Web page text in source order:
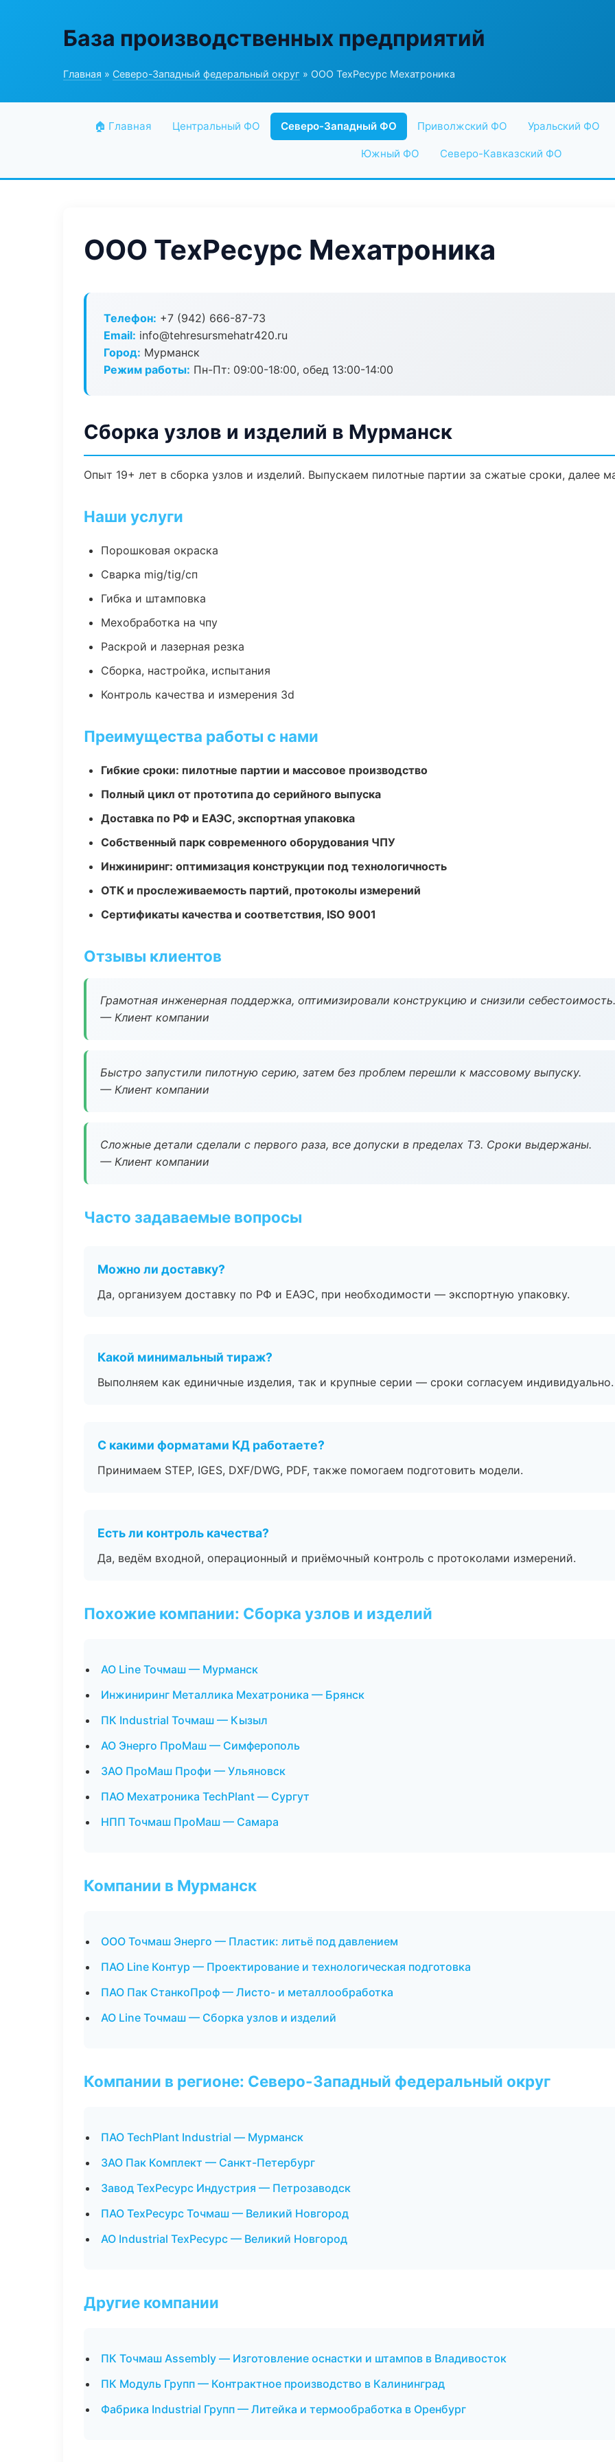
База производственных предприятий
Главная » Северо-Западный федеральный округ » ООО ТехРесурс Мехатроника
🏠 Главная Центральный ФО Северо-Западный ФО Приволжский ФО Уральский ФО
Южный ФО Северо-Кавказский ФО
ООО ТехРесурс Мехатроника
Телефон: +7 (942) 666-87-73
Email: info@tehresursmehatr420.ru
Город: Мурманск
Режим работы: Пн-Пт: 09:00-18:00, обед 13:00-14:00
Сборка узлов и изделий в Мурманск
Опыт 19+ лет в сборка узлов и изделий. Выпускаем пилотные партии за сжатые сроки, далее
Наши услуги
Порошковая окраска
Сварка mig/tig/сп
Гибка и штамповка
Мехобработка на чпу
Раскрой и лазерная резка
Сборка, настройка, испытания
Контроль качества и измерения 3d
Преимущества работы с нами
Гибкие сроки: пилотные партии и массовое производство
Полный цикл от прототипа до серийного выпуска
Доставка по РФ и ЕАЭС, экспортная упаковка
Собственный парк современного оборудования ЧПУ
Инжиниринг: оптимизация конструкции под технологичность
ОТК и прослеживаемость партий, протоколы измерений
Сертификаты качества и соответствия, ISO 9001
Отзывы клиентов
Грамотная инженерная поддержка, оптимизировали конструкцию и снизили себестоимость.
— Клиент компании
Быстро запустили пилотную серию, затем без проблем перешли к массовому выпуску.
— Клиент компании
Сложные детали сделали с первого раза, все допуски в пределах ТЗ. Сроки выдержаны.
— Клиент компании
Часто задаваемые вопросы
Можно ли доставку?
Да, организуем доставку по РФ и ЕАЭС, при необходимости — экспортную упаковку.
Какой минимальный тираж?
Выполняем как единичные изделия, так и крупные серии — сроки согласуем индивидуально.
С какими форматами КД работаете?
Принимаем STEP, IGES, DXF/DWG, PDF, также помогаем подготовить модели.
Есть ли контроль качества?
Да, ведём входной, операционный и приёмочный контроль с протоколами измерений.
Похожие компании: Сборка узлов и изделий
АО Line Точмаш — Мурманск
Инжиниринг Металлика Мехатроника — Брянск
ПК Industrial Точмаш — Кызыл
АО Энерго ПроМаш — Симферополь
ЗАО ПроМаш Профи — Ульяновск
ПАО Мехатроника TechPlant — Сургут
НПП Точмаш ПроМаш — Самара
Компании в Мурманск
ООО Точмаш Энерго — Пластик: литьё под давлением
ПАО Line Контур — Проектирование и технологическая подготовка
ПАО Пак СтанкоПроф — Листо- и металлообработка
АО Line Точмаш — Сборка узлов и изделий
Компании в регионе: Северо-Западный федеральный округ
ПАО TechPlant Industrial — Мурманск
ЗАО Пак Комплект — Санкт-Петербург
Завод ТехРесурс Индустрия — Петрозаводск
ПАО ТехРесурс Точмаш — Великий Новгород
АО Industrial ТехРесурс — Великий Новгород
Другие компании
ПК Точмаш Assembly — Изготовление оснастки и штампов в Владивосток
ПК Модуль Групп — Контрактное производство в Калининград
Фабрика Industrial Групп — Литейка и термообработка в Оренбург